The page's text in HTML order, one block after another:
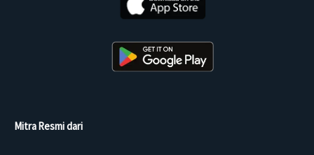
Mitra Resmi dari